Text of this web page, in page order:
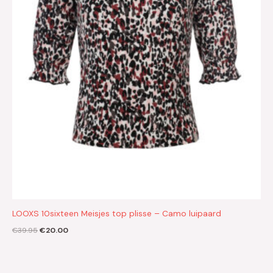
LOOXS 10sixteen Meisjes top plisse – Camo luipaard
€39.95€20.00